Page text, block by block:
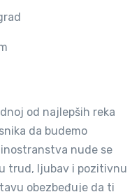
od najlepših reka
da budemo
nude se
trud, ljubav i pozitivnu
obezbeđuje da ti